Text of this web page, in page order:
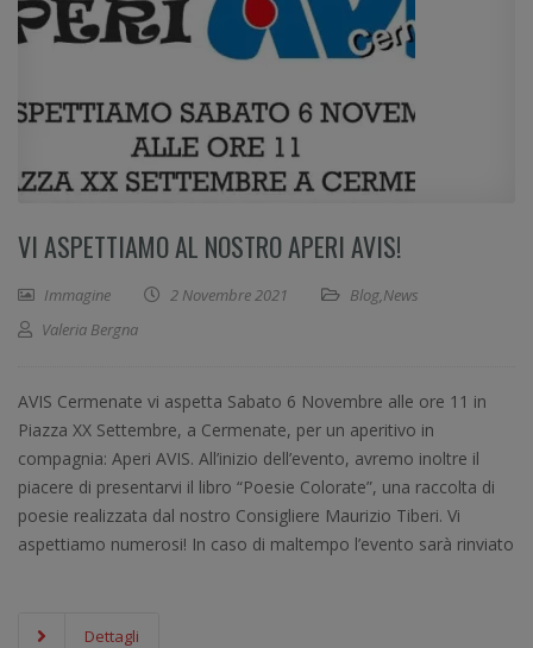
VI ASPETTIAMO AL NOSTRO APERI AVIS!
Immagine 2 Novembre 2021 Blog,News
Valeria Bergna
AVIS Cermenate vi aspetta Sabato 6 Novembre alle ore 11 in
Piazza XX Settembre, a Cermenate, per un aperitivo in
compagnia: Aperi AVIS. All’inizio dell’evento, avremo inoltre il
piacere di presentarvi il libro “Poesie Colorate”, una raccolta di
poesie realizzata dal nostro Consigliere Maurizio Tiberi. Vi
aspettiamo numerosi! In caso di maltempo l’evento sarà rinviato
Dettagli